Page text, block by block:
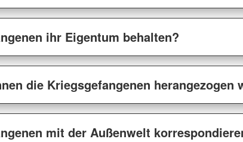
ihr Eigentum behalten?
die Kriegsgefangenen herangezogen
mit der Außenwelt